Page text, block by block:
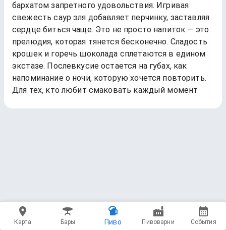
бархатом запретного удовольствия. Игривая
свежесть саур эля добавляет перчинку, заставляя
сердце биться чаще. Это не просто напиток — это
прелюдия, которая тянется бесконечно. Сладость
крошек и горечь шоколада сплетаются в едином
экстазе. Послевкусие остается на губах, как
напоминание о ночи, которую хочется повторить.
Для тех, кто любит смаковать каждый момент
Карта Бары Пиво Пивоварни События